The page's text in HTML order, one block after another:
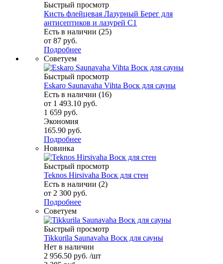
Быстрый просмотр
Кисть флейцевая Лазурный Берег для
антисептиков и лазурей C1
Есть в наличии (25)
от 87 руб.
Подробнее
Советуем
Быстрый просмотр
Eskaro Saunavaha Vihta Воск для сауны
Есть в наличии (16)
от 1 493.10 руб.
1 659 руб.
Экономия
165.90 руб.
Подробнее
Новинка
Быстрый просмотр
Teknos Hirsivaha Воск для стен
Есть в наличии (2)
от 2 300 руб.
Подробнее
Советуем
Быстрый просмотр
Tikkurila Saunavaha Воск для сауны
Нет в наличии
2 956.50 руб. /шт